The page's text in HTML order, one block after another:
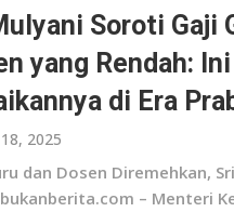
Soroti Gaji
yang Rendah:
di Era
2025
dan Dosen Diremehkan,
– Menteri